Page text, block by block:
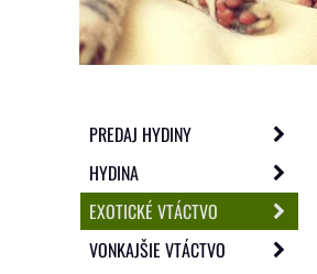
PREDAJ HYDINY
HYDINA
EXOTICKÉ VTÁCTVO
VONKAJŠIE VTÁCTVO